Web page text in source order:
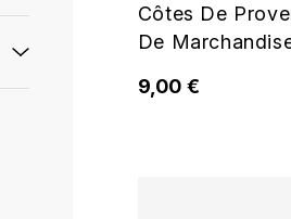
Côtes De
De
9,00 €